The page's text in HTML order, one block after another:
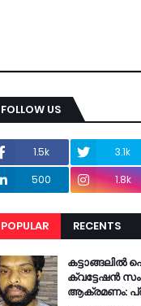
FOLLOW US
1.5k 3.1k
500
1.8k
POPULAR RECENTS
RECENTS
കട്ടാങ്ങലിൽ
ക്വട്ടേഷൻ
ആക്രമണം: